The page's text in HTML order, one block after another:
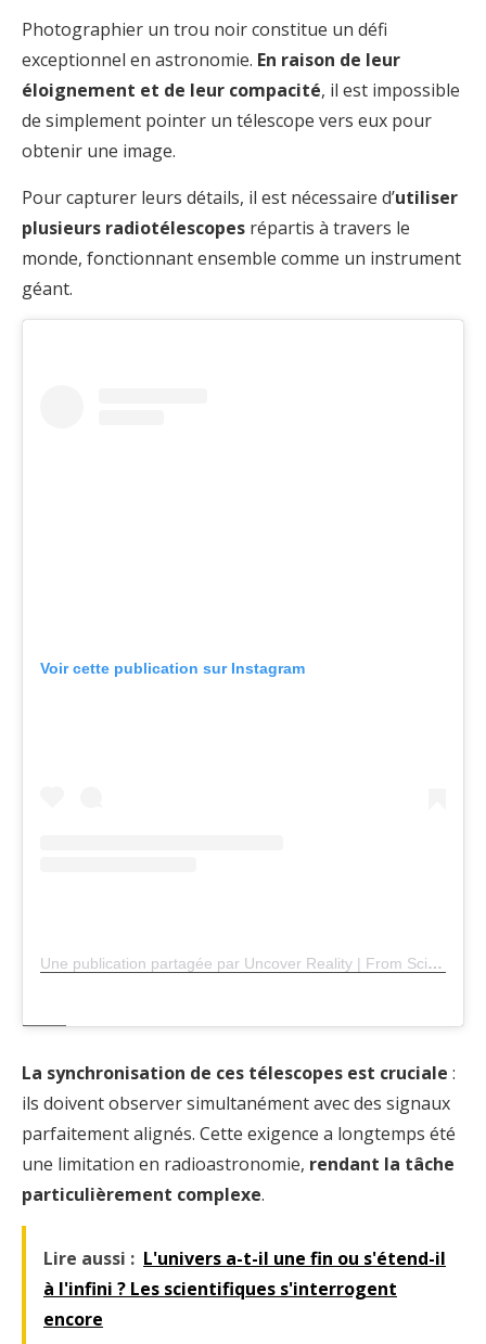
Photographier un trou noir constitue un défi
exceptionnel en astronomie. En raison de leur
éloignement et de leur compacité, il est impossible
de simplement pointer un télescope vers eux pour
obtenir une image.
Pour capturer leurs détails, il est nécessaire d’utiliser
plusieurs radiotélescopes répartis à travers le
monde, fonctionnant ensemble comme un instrument
géant.
Voir cette publication sur Instagram
Une publication partagée par Uncover Reality | From Science to Space (@uncoverreality_)
La synchronisation de ces télescopes est cruciale :
ils doivent observer simultanément avec des signaux
parfaitement alignés. Cette exigence a longtemps été
une limitation en radioastronomie, rendant la tâche
particulièrement complexe.
Lire aussi : L'univers a-t-il une fin ou s'étend-il
à l'infini ? Les scientifiques s'interrogent
encore